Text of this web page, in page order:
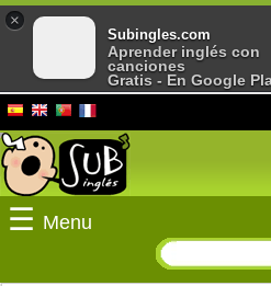
☰ Menu
×
Subingles.com
Aprender inglés con
canciones
Gratis - En Google